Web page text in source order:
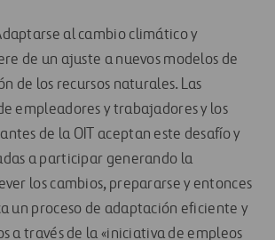
al cambio climático y
de un ajuste a nuevos modelos de
de los recursos naturales. Las
empleadores y trabajadores y los
de la OIT aceptan este desafío y
a participar generando la
los cambios, prepararse y entonces
un proceso de adaptación eficiente y
a través de la «iniciativa de empleos